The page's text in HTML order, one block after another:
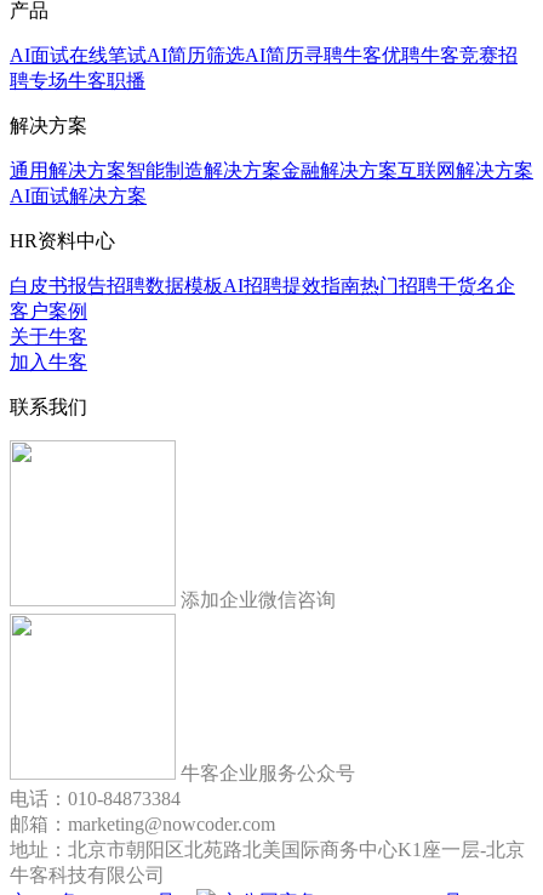
产品
AI面试在线笔试AI简历筛选AI简历寻聘牛客优聘牛客竞赛招
聘专场牛客职播
解决方案
通用解决方案智能制造解决方案金融解决方案互联网解决方案
AI面试解决方案
HR资料中心
白皮书报告招聘数据模板AI招聘提效指南热门招聘干货名企
客户案例
关于牛客
加入牛客
联系我们
添加企业微信咨询
牛客企业服务公众号
电话：010-84873384
邮箱：marketing@nowcoder.com
地址：北京市朝阳区北苑路北美国际商务中心K1座一层-北京
牛客科技有限公司